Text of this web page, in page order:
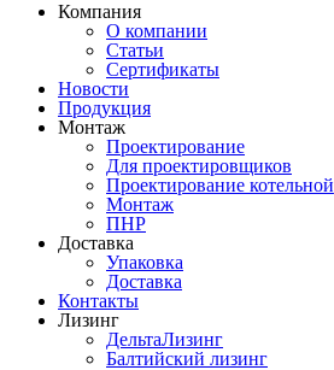
Компания
О компании
Статьи
Сертификаты
Новости
Продукция
Монтаж
Проектирование
Для проектировщиков
Проектирование котельной
Монтаж
ПНР
Доставка
Упаковка
Доставка
Контакты
Лизинг
ДельтаЛизинг
Балтийский лизинг